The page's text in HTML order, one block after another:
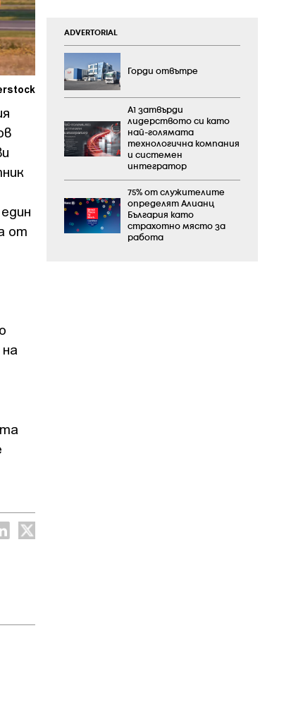
от
ADVERTORIAL
Горди отвътре
А1 затвърди
лидерството си като
най-голямата
технологична компания
и системен
интегратор
75% от служителите
определят Алианц
България като
страхотно място за
работа